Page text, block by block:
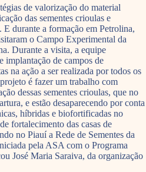
de valorização do material
das sementes crioulas e
durante a formação em Petrolina,
o Campo Experimental da
Durante a visita, a equipe
implantação de campos de
na ação a ser realizada por todos os
é fazer um trabalho com
dessas sementes crioulas, que no
e estão desaparecendo por conta
híbridas e biofortificadas no
fortalecimento das casas de
no Piauí a Rede de Sementes da
pela ASA com o Programa
José Maria Saraiva, da organização